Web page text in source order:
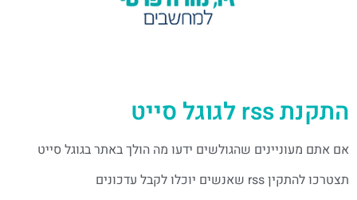
התקנת rss לגוגל סייט
אם אתם מעוניינים שהגולשים ידעו מה הולך באתר בגוגל סייט
תצטרכו להתקין rss שאנשים יוכלו לקבל עדכונים